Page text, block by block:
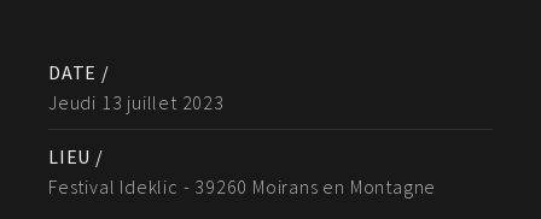
DATE /
Jeudi 13 juillet 2023
LIEU /
Festival Ideklic - 39260 Moirans en Montagne